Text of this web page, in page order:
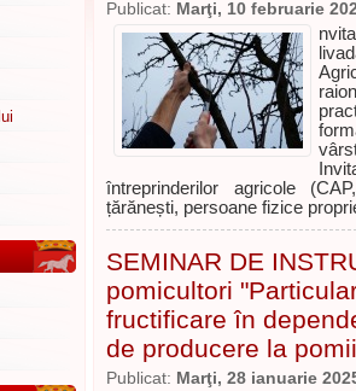
Publicat: Marţi, 10 februarie
întreprinderilor agricole
țărănești, persoane fizice
SEMINAR DE
pomicultori
fructificare în
de producere la
Publicat: Marţi, 28 ianuarie